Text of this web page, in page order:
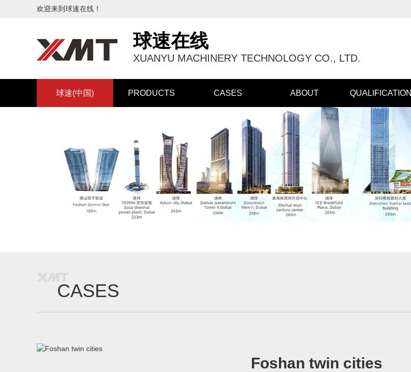
欢迎来到球速在线！
球速在线
XUANYU MACHINERY TECHNOLOGY CO., LTD.
球速(中国) PRODUCTS CASES ABOUT QUALIFICATION
CASES
Foshan twin cities